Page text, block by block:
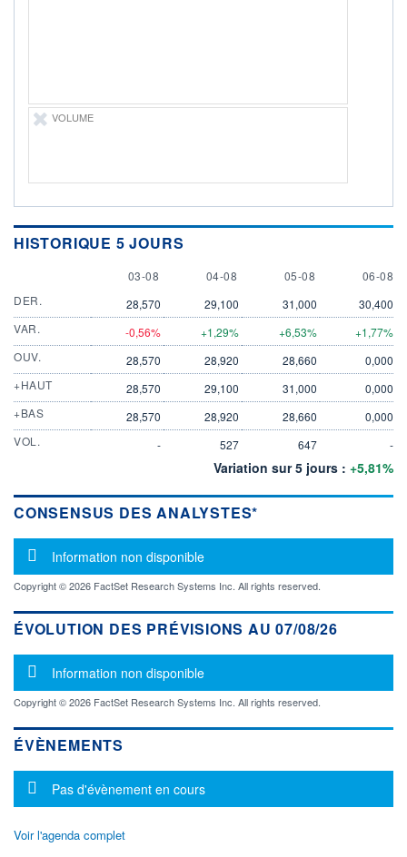
Non éligible
Boursobank
VOLUME
HISTORIQUE 5 JOURS
3 AUGUST
03-08 4 AUGUST
04-08 5 AUGUST
05-08 6
06-08
DER.
28,570 29,100 31,000
30,400
VAR.
-0,56% +1,29% +6,53%
+1,77%
OUV.
28,570 28,920 28,660
0,000
+HAUT
28,570 29,100 31,000
0,000
+BAS
28,570 28,920 28,660
0,000
VOL.
- 527 647 -
Variation sur 5 jours : +5,81%
CONSENSUS DES ANALYSTES*
Message d'information
Information non disponible
Copyright © 2026 FactSet Research Systems Inc. All rights reserved.
ÉVOLUTION DES PRÉVISIONS AU 07/08/26
Message d'information
Information non disponible
Copyright © 2026 FactSet Research Systems Inc. All rights reserved.
ÉVÈNEMENTS
Message d'information
Pas d'évènement en cours
Voir l'agenda complet